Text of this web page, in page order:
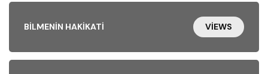
BILMENIN HAKIKATI VIEWS